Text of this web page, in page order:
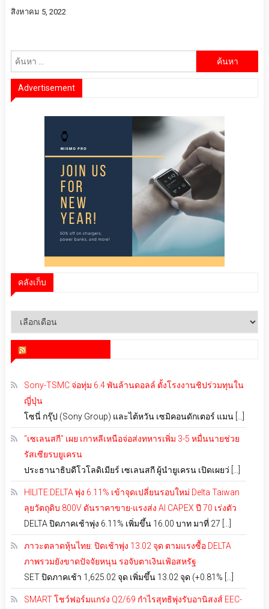
สิงหาคม 5, 2022
สำหรับ:
Advertisement
คลังเก็บ
คลัง
Sony-TSMC จ่อทุ่ม 6.4 พันล้านดอลล์ ตั้งโรงงานชิปร่วมทุนใน
ญี่ปุ่น
โซนี่ กรุ๊ป (Sony Group) และไต้หวัน เซมิคอนดักเตอร์ แมน […]
“เซเลนสกี” เผย เกาหลีเหนือจ่อส่งทหารเพิ่ม 3-5 หมื่นนายช่วย
รัสเซียรบยูเครน
ประธานาธิบดีโวโลดิเมียร์ เซเลนสกี ผู้นำยูเครน เปิดเผยว่ […]
HILITE:DELTA พุ่ง 6.11% เข้าจุดเปลี่ยนรอบใหม่ Delta Taiwan
ลุยวัตถุดิบ 800V ดันราคาขาย-แรงส่ง AI CAPEX ปี 70 เร่งตัว
DELTA ปิดภาคเช้าพุ่ง 6.11% เพิ่มขึ้น 16.00 บาท มาที่ 27 […]
ภาวะตลาดหุ้นไทย: ปิดเช้าพุ่ง 13.02 จุด ตามแรงซื้อ DELTA
ภาพรวมยังขาดปัจจัยหนุน รอจับตาเงินเฟ้อสหรัฐ
SET ปิดภาคเช้า 1,625.02 จุด เพิ่มขึ้น 13.02 จุด (+0.81% […]
SMART โชว์ฟอร์มแกร่ง Q2/69 กำไรสุทธิพุ่งรับอานิสงส์ EEC-